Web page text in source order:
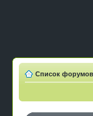
Список форумов